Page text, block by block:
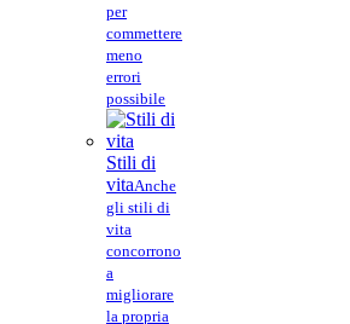
per
commettere
meno
errori
possibile
Stili di
vitaAnche
gli stili di
vita
concorrono
a
migliorare
la propria